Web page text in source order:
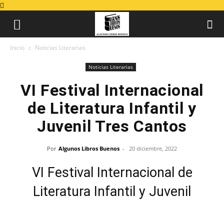
Inicio Noticias Literarias
Noticias Literarias
VI Festival Internacional
de Literatura Infantil y
Juvenil Tres Cantos
Por Algunos Libros Buenos - 20 diciembre, 2022
VI Festival Internacional de
Literatura Infantil y Juvenil